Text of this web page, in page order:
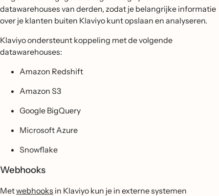
datawarehouses van derden, zodat je belangrijke informatie
over je klanten buiten Klaviyo kunt opslaan en analyseren.
Klaviyo ondersteunt koppeling met de volgende
datawarehouses:
Amazon Redshift
Amazon S3
Google BigQuery
Microsoft Azure
Snowflake
Webhooks
Metwebhooks in Klaviyo kun je in externe systemen